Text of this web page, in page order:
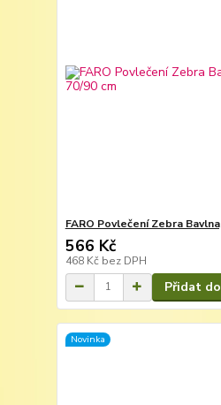
FARO Povlečení Zebra
566 Kč
468 Kč bez DPH
Přidat
Novinka